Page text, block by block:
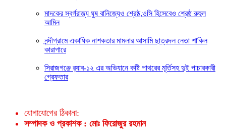
মাদকের স্বর্গরাজ্য ঘুষ বানিজ্যেও শ্রেষ্ঠ,ওসি হিসেবেও শ্রেষ্ঠ রুহুল
আমিন
নন্দীগ্রামে একাধিক নাশকতার মামলার আসামি ছাত্রদল নেতা শাকিল
কারাগারে
সিরাজগঞ্জে র‍্যাব-১২ এর অভিযানে কষ্টি পাথরের মূর্তিসহ দুই পাচারকারী
গ্রেফতার
যোগাযোগের ঠিকানা:
সম্পাদক ও প্রকাশক : মোঃ ফিরোজুর রহমান